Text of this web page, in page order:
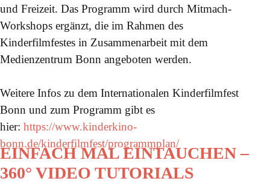
und Freizeit. Das Programm wird durch Mitmach-
Workshops ergänzt, die im Rahmen des
Kinderfilmfestes in Zusammenarbeit mit dem
Medienzentrum Bonn angeboten werden.
Weitere Infos zu dem Internationalen Kinderfilmfest
Bonn und zum Programm gibt es
hier: https://www.kinderkino-
bonn.de/kinderfilmfest/programmplan/
EINFACH MAL EINTAUCHEN –
360° VIDEO TUTORIALS